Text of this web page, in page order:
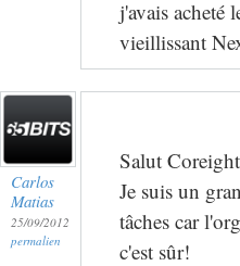
j'avais acheté
vieillissant
Carlos
Matias
25/09/2012
permalien
Salut
Je suis un
tâches car
c'est sûr!